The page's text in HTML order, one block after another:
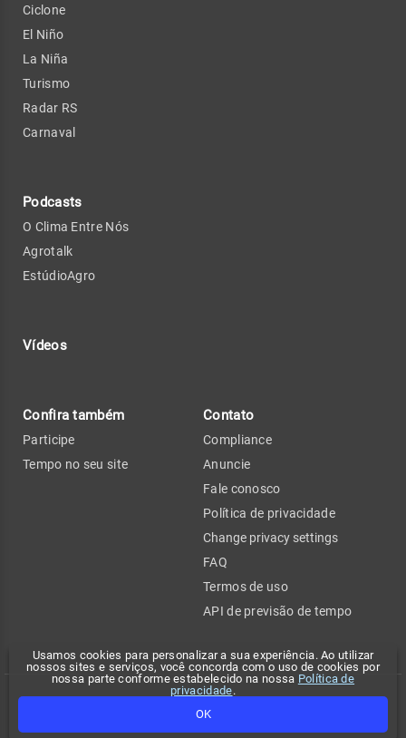
Usamos cookies para personalizar a sua experiência. Ao utilizar
nossos sites e serviços, você concorda com o uso de cookies por
nossa parte conforme estabelecido na nossa Política de
privacidade.
OK
Ciclone
El Niño
La Niña
Turismo
Radar RS
Carnaval
Podcasts
O Clima Entre Nós
Agrotalk
EstúdioAgro
Vídeos
Confira também
Participe
Tempo no seu site
Contato
Compliance
Anuncie
Fale conosco
Política de privacidade
Change privacy settings
FAQ
Termos de uso
API de previsão de tempo
Copyright 2026 - Climatempo. Todos os direitos reservados.